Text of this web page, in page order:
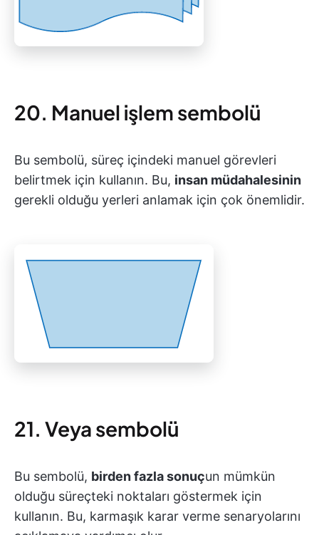
20. Manuel işlem sembolü
Bu sembolü, süreç içindeki manuel görevleri
belirtmek için kullanın. Bu, insan müdahalesinin
gerekli olduğu yerleri anlamak için çok önemlidir.
21. Veya sembolü
Bu sembolü, birden fazla sonuçun mümkün
olduğu süreçteki noktaları göstermek için
kullanın. Bu, karmaşık karar verme senaryolarını